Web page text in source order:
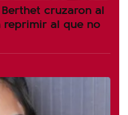
cruzaron al
reprimir al que no